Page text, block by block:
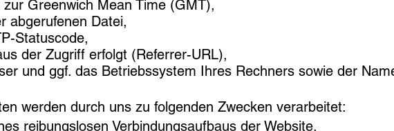
Greenwich Mean Time (GMT),
abgerufenen Datei,
Statuscode,
der Zugriff erfolgt (Referrer-URL),
und ggf. das Betriebssystem Ihres Rechners sowie der
werden durch uns zu folgenden Zwecken verarbeitet:
reibungslosen Verbindungsaufbaus der Website,